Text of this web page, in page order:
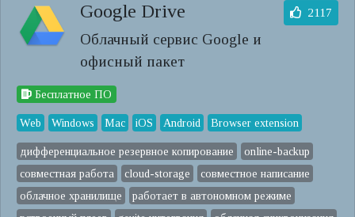
Google Drive
Облачный сервис Google и
офисный пакет
2117
Бесплатное ПО
Web Windows Mac iOS Android Browser extension
дифференциальное резервное копирование
online-backup
совместная работа
cloud-storage
совместное написание
облачное хранилище
работает в автономном режиме